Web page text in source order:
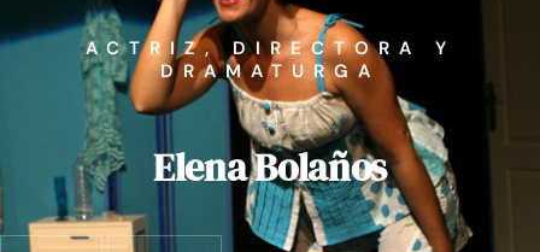
ACTRIZ, DIRECTORA Y
DRAMATURGA
Elena Bolaños